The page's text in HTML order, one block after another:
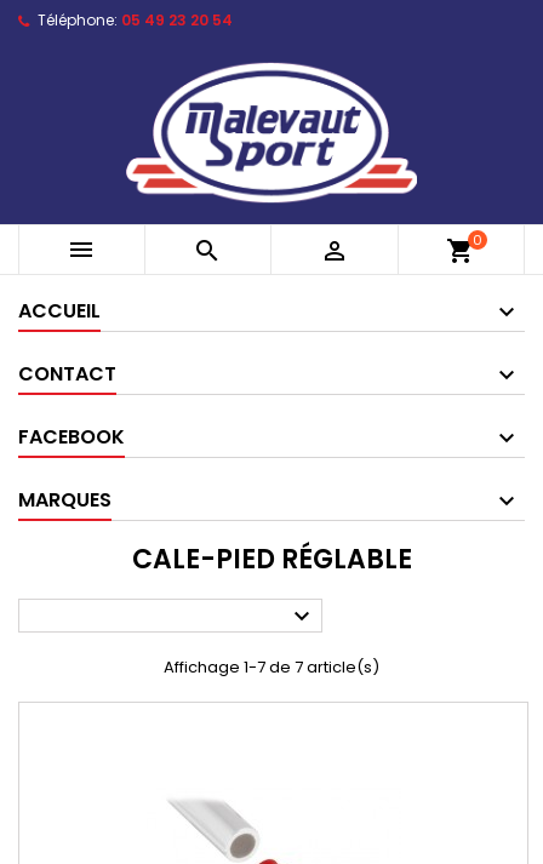
Téléphone: 05 49 23 20 54
   shopping_cart0
ACCUEIL
CONTACT
FACEBOOK
MARQUES
CALE-PIED RÉGLABLE

Affichage 1-7 de 7 article(s)